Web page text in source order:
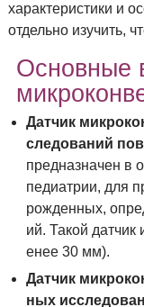
ПО
ДАТЧИКИ
характеристики и
отдельно изучить,
Основные
Датчик
следований
предназначен в
педиатрии, для
рожденных,
ий. Такой
енее 30 мм).
Датчик
ных